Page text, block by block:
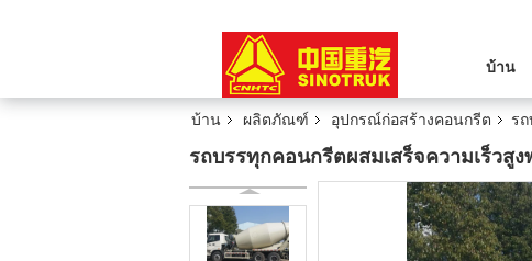
บ้าน
บ้าน ผลิตภัณฑ์ อุปกรณ์ก่อสร้างคอนกรีต ร
รถบรรทุกคอนกรีตผสมเสร็จความเร็วสูง